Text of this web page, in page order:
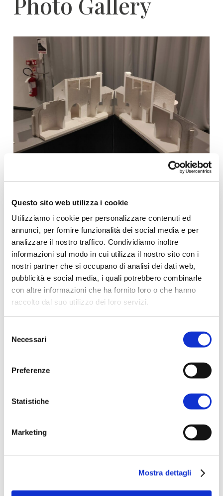
Questo sito web utilizza i cookie
Utilizziamo i cookie per personalizzare contenuti ed
annunci, per fornire funzionalità dei social media e per
analizzare il nostro traffico. Condividiamo inoltre
informazioni sul modo in cui utilizza il nostro sito con i
nostri partner che si occupano di analisi dei dati web,
pubblicità e social media, i quali potrebbero combinarle
con altre informazioni che ha fornito loro o che hanno
raccolto dal suo utilizzo dei loro servizi.
l'informativa sulla
Cookie Policy
delNecessari
Preferenze
Statistiche
Marketing
Mostra dettagli